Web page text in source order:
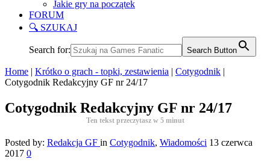
Jakie gry na początek
FORUM
🔍 SZUKAJ
Search for: Search Button
Home | Krótko o grach - topki, zestawienia | Cotygodnik |
Cotygodnik Redakcyjny GF nr 24/17
Cotygodnik Redakcyjny GF nr 24/17
Ten tekst przeczytasz w 5 minut
Posted by: Redakcja GF in Cotygodnik, Wiadomości 13 czerwca
2017 0